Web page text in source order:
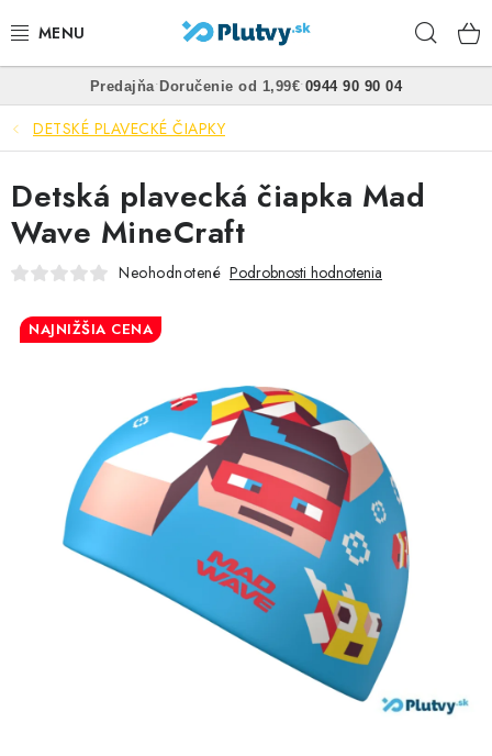
na
PLÁVANIE
ŠNORCHLOVANIE
FREEDIVING
SPEARFISHING
POTÁPANIE
VŠETKO PRE DETI
HRAČKY DO VODY
PODVODNÉ SKÚTRE
Predajňa• Doručenie od 1,99€• 0944 90 90 04
DETSKÉ PLAVECKÉ ČIAPKY
Detská plavecká čiapka Mad
Wave MineCraft
Neohodnotené Podrobnosti hodnotenia
NAJNIŽŠIA CENA